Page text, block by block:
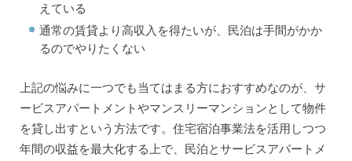
えている
通常の賃貸より高収入を得たいが、民泊は手間がかか
るのでやりたくない
上記の悩みに一つでも当てはまる方におすすめなのが、サ
ービスアパートメントやマンスリーマンションとして物件
を貸し出すという方法です。住宅宿泊事業法を活用しつつ
年間の収益を最大化する上で、民泊とサービスアパートメ